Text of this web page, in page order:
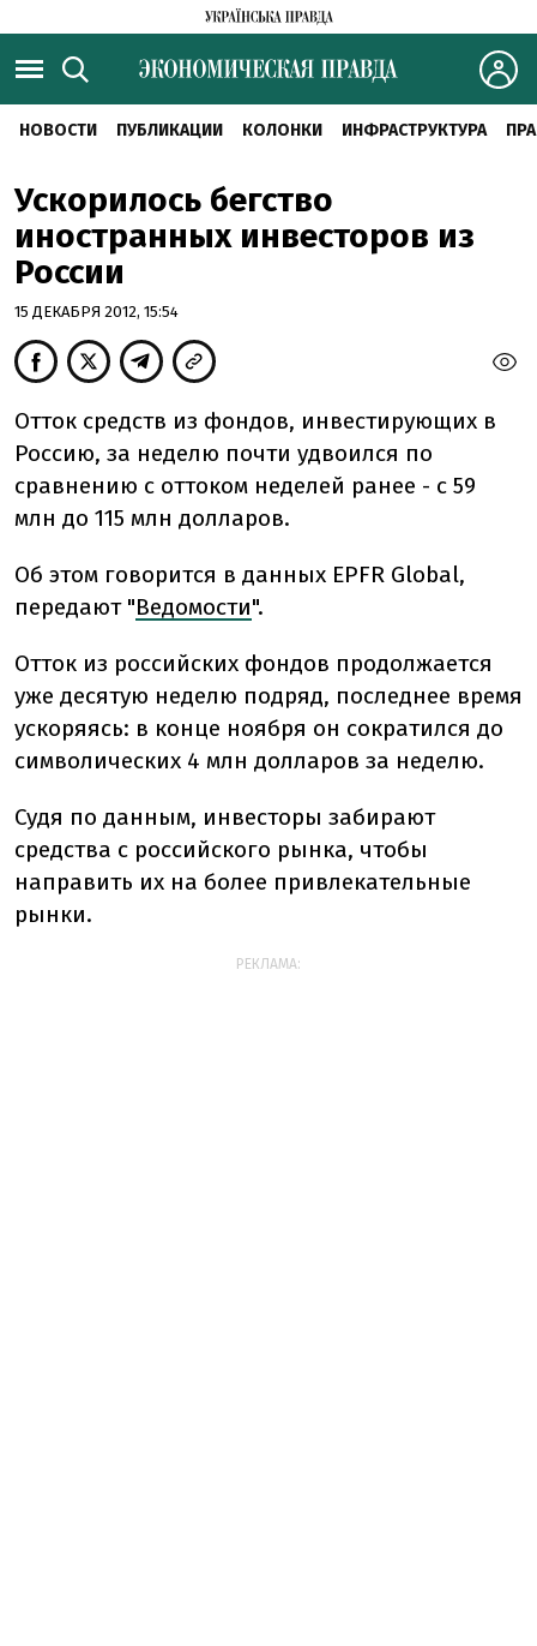
НОВОСТИ ПУБЛИКАЦИИ КОЛОНКИ ИНФРАСТРУКТУРА
Ускорилось бегство
иностранных инвесторов из
России
15 ДЕКАБРЯ 2012, 15:54
Отток средств из фондов, инвестирующих в
Россию, за неделю почти удвоился по
сравнению с оттоком неделей ранее - с 59
млн до 115 млн долларов.
Об этом говорится в данных EPFR Global,
передают "Ведомости".
Отток из российских фондов продолжается
уже десятую неделю подряд, последнее время
ускоряясь: в конце ноября он сократился до
символических 4 млн долларов за неделю.
Судя по данным, инвесторы забирают
средства с российского рынка, чтобы
направить их на более привлекательные
рынки.
РЕКЛАМА: